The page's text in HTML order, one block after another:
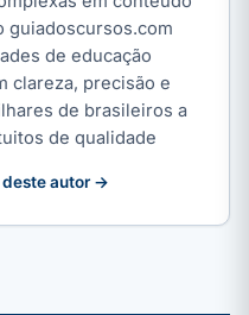
guiadoscursos.com
de educação
clareza, precisão e
de brasileiros a
de qualidade
deste autor →